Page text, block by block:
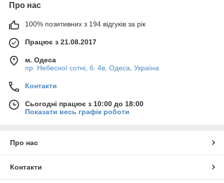
Про нас
100% позитивних з 194 відгуків за рік
Працює з 21.08.2017
м. Одеса
пр. Небесної сотні, б. 4в, Одеса, Україна
Контакти
Сьогодні працює з 10:00 до 18:00
Показати весь графік роботи
Про нас
Контакти